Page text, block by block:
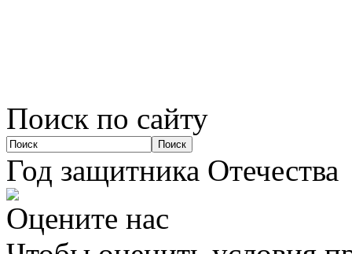
Поиск по сайту
Год защитника Отечества
Оцените нас